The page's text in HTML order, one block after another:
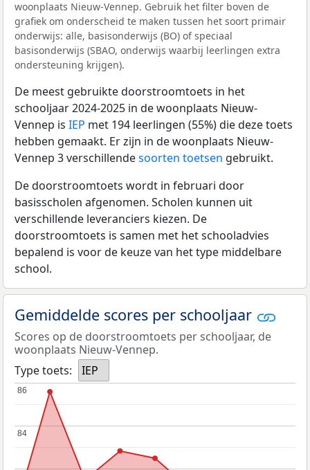
woonplaats Nieuw-Vennep. Gebruik het filter boven de
grafiek om onderscheid te maken tussen het soort primair
onderwijs: alle, basisonderwijs (BO) of speciaal
basisonderwijs (SBAO, onderwijs waarbij leerlingen extra
ondersteuning krijgen).
De meest gebruikte doorstroomtoets in het
schooljaar 2024-2025 in de woonplaats Nieuw-
Vennep is IEP met 194 leerlingen (55%) die deze toets
hebben gemaakt. Er zijn in de woonplaats Nieuw-
Vennep 3 verschillendesoorten toetsen gebruikt.
De doorstroomtoets wordt in februari door
basisscholen afgenomen. Scholen kunnen uit
verschillende leveranciers kiezen. De
doorstroomtoets is samen met het schooladvies
bepalend is voor de keuze van het type middelbare
school.
Gemiddelde scores per schooljaar
Scores op de doorstroomtoets per schooljaar, de
woonplaats Nieuw-Vennep.
Type toets:
IEP
84
84
86
86